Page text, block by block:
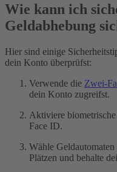
Wie kann ich
Geldabhebung
Hier sind einige
dein Konto überprüfst:
Verwende die Zwei-
dein Konto zugreifst.
Aktiviere
Face ID.
Wähle
Plätzen und behalte